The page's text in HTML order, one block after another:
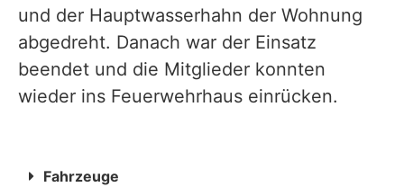
und der Hauptwasserhahn der Wohnung
abgedreht. Danach war der Einsatz
beendet und die Mitglieder konnten
wieder ins Feuerwehrhaus einrücken.
Fahrzeuge